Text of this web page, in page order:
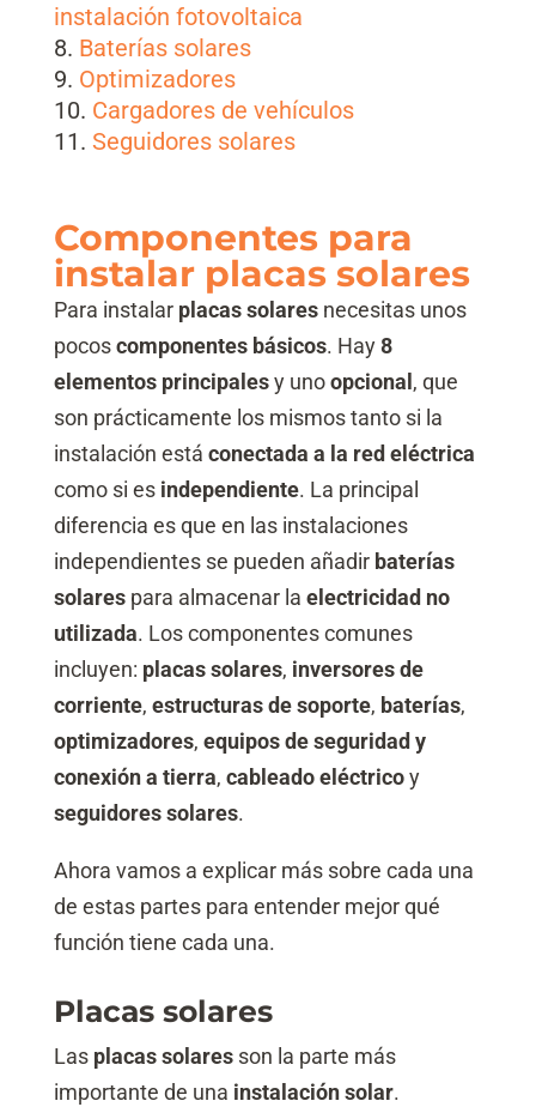
instalación fotovoltaica
Baterías solares
Optimizadores
Cargadores de vehículos
Seguidores solares
Componentes para
instalar placas solares
Para instalar placas solaresnecesitas unos
pocoscomponentes básicos. Hay8
elementos principalesy unoopcional , que
son prácticamente los mismos tanto si la
instalación está conectada a la red eléctrica
como si es independiente. La principal
diferencia es que en las instalaciones
independientes se pueden añadir baterías
solarespara almacenar la electricidad no
utilizada. Los componentes comunes
incluyen: placas solares, inversores de
corriente, estructuras de soporte, baterías,
optimizadores, equipos de seguridad y
conexión a tierra, cableado eléctricoy
seguidores solares.
Ahora vamos a explicar más sobre cada una
de estas partes para entender mejor qué
función tiene cada una.
Placas solares
Las placas solaresson la parte más
importante de una instalación solar.